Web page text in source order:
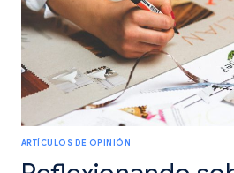
ARTÍCULOS DE OPINIÓN